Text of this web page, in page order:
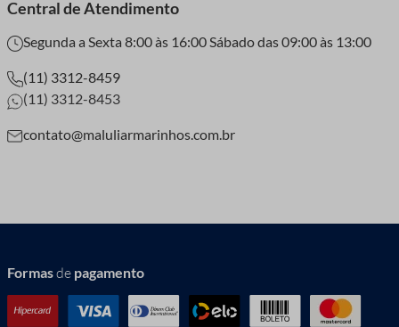
Central de Atendimento
Segunda a Sexta 8:00 às 16:00 Sábado das 09:00 às 13:00
(11) 3312-8459
(11) 3312-8453
contato@maluliarmarinhos.com.br
Formasde pagamento